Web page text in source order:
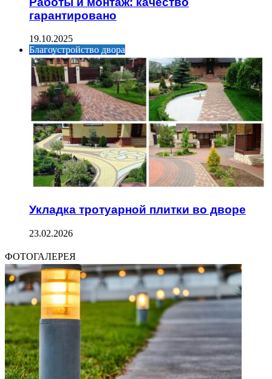
гарантировано
19.10.2025
Благоустройство двора
Укладка тротуарной плитки во дворе
23.02.2026
ФОТОГАЛЕРЕЯ